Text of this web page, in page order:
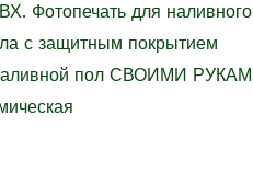
Фотопечать для
с защитным покрытием
пол СВОИМИ РУКАМИ